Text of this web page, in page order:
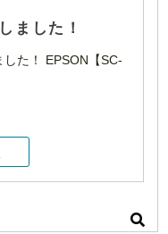
ました！
た！ EPSON【SC-